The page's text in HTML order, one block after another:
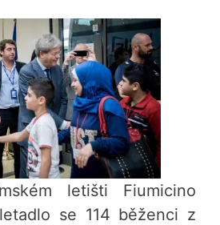
letišti Fiumicino
se 114 běženci z